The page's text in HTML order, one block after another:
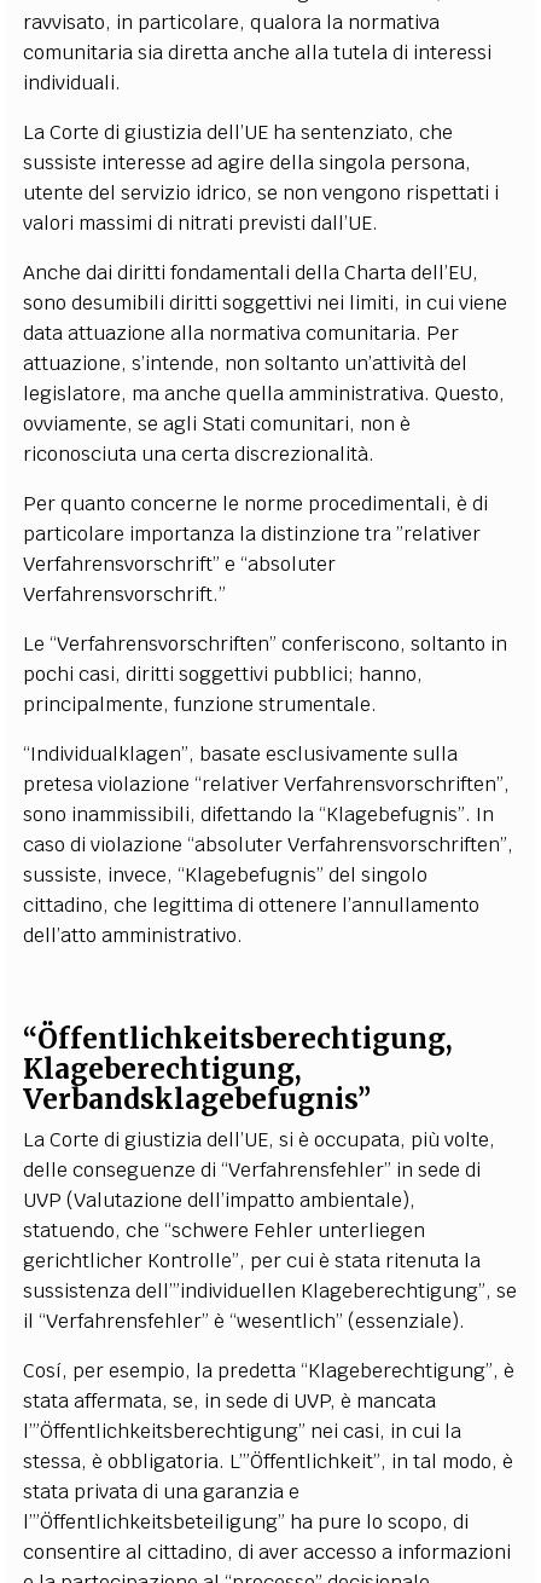
ravvisato, in particolare, qualora la normativa
comunitaria sia diretta anche alla tutela di interessi
individuali.
La Corte di giustizia dell’UE ha sentenziato, che
sussiste interesse ad agire della singola persona,
utente del servizio idrico, se non vengono rispettati i
valori massimi di nitrati previsti dall’UE.
Anche dai diritti fondamentali della Charta dell’EU,
sono desumibili diritti soggettivi nei limiti, in cui viene
data attuazione alla normativa comunitaria. Per
attuazione, s’intende, non soltanto un’attività del
legislatore, ma anche quella amministrativa. Questo,
ovviamente, se agli Stati comunitari, non è
riconosciuta una certa discrezionalità.
Per quanto concerne le norme procedimentali, è di
particolare importanza la distinzione tra ”relativer
Verfahrensvorschrift” e “absoluter
Verfahrensvorschrift.”
Le “Verfahrensvorschriften” conferiscono, soltanto in
pochi casi, diritti soggettivi pubblici; hanno,
principalmente, funzione strumentale.
“Individualklagen”, basate esclusivamente sulla
pretesa violazione “relativer Verfahrensvorschriften”,
sono inammissibili, difettando la “Klagebefugnis”. In
caso di violazione “absoluter Verfahrensvorschriften”,
sussiste, invece, “Klagebefugnis” del singolo
cittadino, che legittima di ottenere l’annullamento
dell’atto amministrativo.
“Öffentlichkeitsberechtigung,
Klageberechtigung,
Verbandsklagebefugnis”
La Corte di giustizia dell’UE, si è occupata, più volte,
delle conseguenze di “Verfahrensfehler” in sede di
UVP (Valutazione dell’impatto ambientale),
statuendo, che “schwere Fehler unterliegen
gerichtlicher Kontrolle”, per cui è stata ritenuta la
sussistenza dell’”individuellen Klageberechtigung”, se
il “Verfahrensfehler” è “wesentlich” (essenziale).
Cosí, per esempio, la predetta “Klageberechtigung”, è
stata affermata, se, in sede di UVP, è mancata
l’”Öffentlichkeitsberechtigung” nei casi, in cui la
stessa, è obbligatoria. L’”Öffentlichkeit”, in tal modo, è
stata privata di una garanzia e
l’”Öffentlichkeitsbeteiligung” ha pure lo scopo, di
consentire al cittadino, di aver accesso a informazioni